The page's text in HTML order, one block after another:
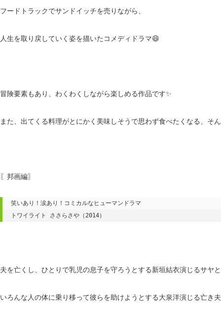
フードトラックでサンドイッチを売りながら、
人生を取り戻していく姿を描いたコメディドラマ😄
冒険要素もあり、わくわくしながら楽しめる作品です✨
また、出てくる料理がとにかく美味しそうで思わず食べたくなる、そ
〖邦画編〗
笑いあり！涙あり！コミカルなヒューマンドラマ
トワイライト ささらさや（2014）
夫を亡くし、ひとりで乳児の息子を守ろうとする新垣結衣演じるサヤ
いろんな人の体に乗り移って彼らを助けようとする大泉洋演じる亡き